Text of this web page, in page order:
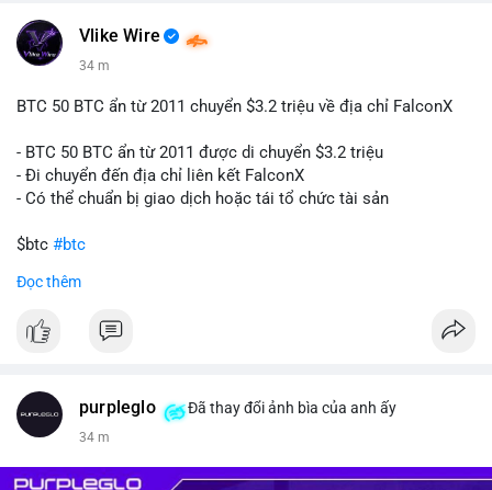
#160btc #vilanh #thanhkhoansan
📰 Nguồn: Cointelegraph
Vlike Wire
34 m
BTC 50 BTC ẩn từ 2011 chuyển $3.2 triệu về địa chỉ FalconX
- BTC 50 BTC ẩn từ 2011 được di chuyển $3.2 triệu
- Đi chuyển đến địa chỉ liên kết FalconX
- Có thể chuẩn bị giao dịch hoặc tái tổ chức tài sản
$btc #btc
#vlikevn
📰 Nguồn: CoinDesk
Đọc thêm
purpleglo Đã thay đổi ảnh bìa của anh ấy
34 m